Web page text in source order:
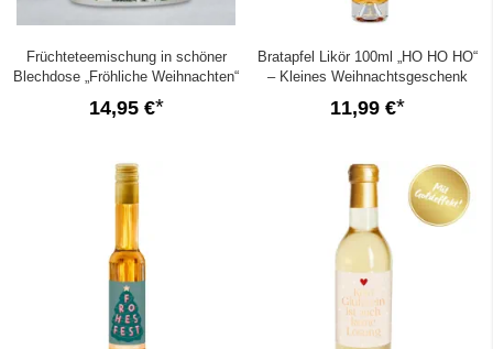
Früchteteemischung in schöner
Blechdose „Fröhliche Weihnachten“
14,95 €
Bratapfel Likör 100ml „HO HO HO“
– Kleines Weihnachtsgeschenk
11,99 €